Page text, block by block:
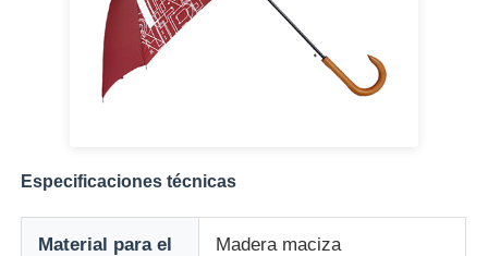
Paraguas abiertos automáticos
Los paraguas invertidos
Paraguas resistentes a los rayos UV
Especificaciones técnicas
Material para el
Madera maciza